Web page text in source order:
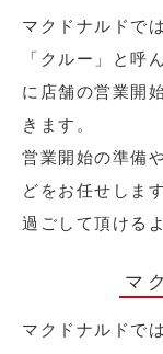
マクドナルドで
「クルー」と呼
に店舗の営業開
きます。
営業開始の準備
どをお任せしま
過ごして頂ける
マ
マクドナルドで